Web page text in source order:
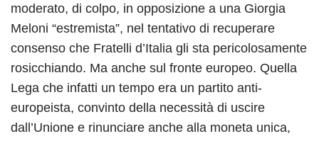
moderato, di colpo, in opposizione a una Giorgia
Meloni “estremista”, nel tentativo di recuperare
consenso che Fratelli d’Italia gli sta pericolosamente
rosicchiando. Ma anche sul fronte europeo. Quella
Lega che infatti un tempo era un partito anti-
europeista, convinto della necessità di uscire
dall’Unione e rinunciare anche alla moneta unica,